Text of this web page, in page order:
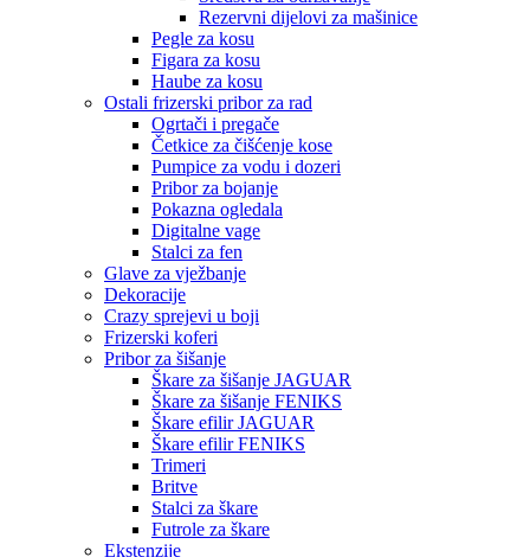
Rezervni dijelovi za mašinice
Pegle za kosu
Figara za kosu
Haube za kosu
Ostali frizerski pribor za rad
Ogrtači i pregače
Četkice za čišćenje kose
Pumpice za vodu i dozeri
Pribor za bojanje
Pokazna ogledala
Digitalne vage
Stalci za fen
Glave za vježbanje
Dekoracije
Crazy sprejevi u boji
Frizerski koferi
Pribor za šišanje
Škare za šišanje JAGUAR
Škare za šišanje FENIKS
Škare efilir JAGUAR
Škare efilir FENIKS
Trimeri
Britve
Stalci za škare
Futrole za škare
Ekstenzije